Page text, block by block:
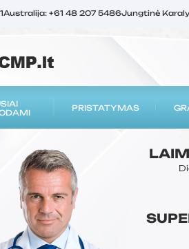
Australija: +61 48 207 5486Jungtinė
PRISTATYMAS